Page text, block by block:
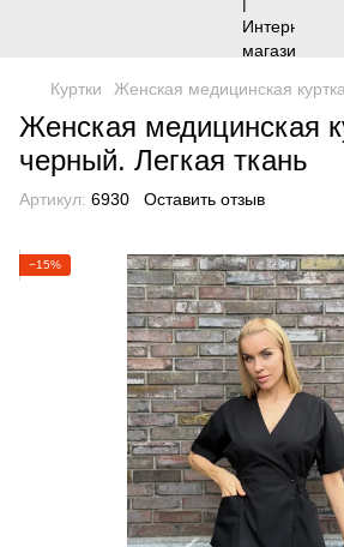
Куртки Женская медицинская
Женская медицинская
черный. Легкая ткань
Артикул: 6930 Оставить отзыв
−15%